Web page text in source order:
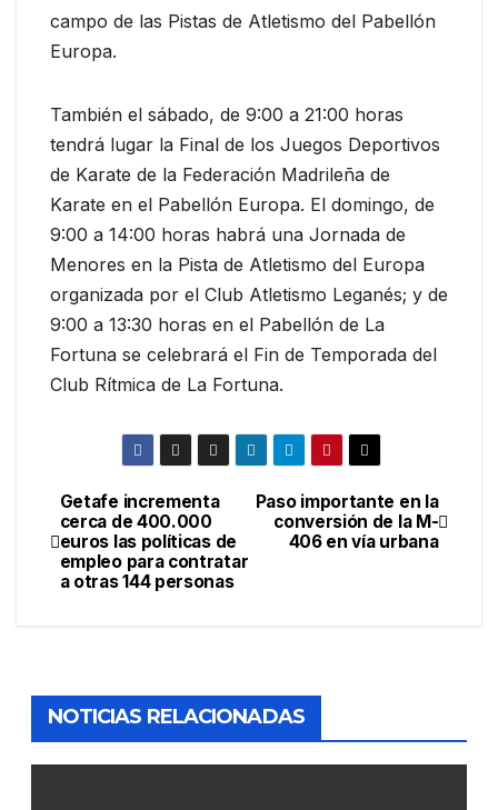
campo de las Pistas de Atletismo del Pabellón
Europa.
También el sábado, de 9:00 a 21:00 horas
tendrá lugar la Final de los Juegos Deportivos
de Karate de la Federación Madrileña de
Karate en el Pabellón Europa. El domingo, de
9:00 a 14:00 horas habrá una Jornada de
Menores en la Pista de Atletismo del Europa
organizada por el Club Atletismo Leganés; y de
9:00 a 13:30 horas en el Pabellón de La
Fortuna se celebrará el Fin de Temporada del
Club Rítmica de La Fortuna.
Paso importante en la
conversión de la M-
406 en vía urbana
Getafe incrementa
cerca de 400.000
euros las políticas de
empleo para contratar
a otras 144 personas
NOTICIAS RELACIONADAS